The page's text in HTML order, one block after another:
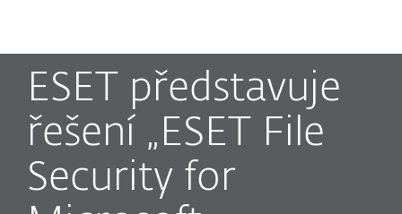
ESET představuje
řešení „ESET File
Security for